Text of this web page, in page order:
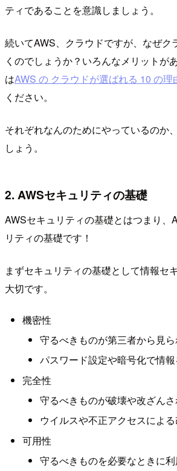
ティであることを意識しましょう。
続いてAWS、クラウドですが、なぜク
くのでしょうか？いろんなメリットが
はAWS の クラウドが選ばれる 10 の理
ください。
それぞれなんのためにやっているのか
しょう。
2. AWSセキュリティの基礎
AWSセキュリティの基礎とはつまり、
リティの基礎です！
まずセキュリティの基礎として情報セ
大切です。
機密性
守るべきものが第三者から見
パスワード設定や暗号化で情
完全性
守るべきものが破壊や改ざん
ウイルスや不正アクセスによ
可用性
守るべきものを必要なときに